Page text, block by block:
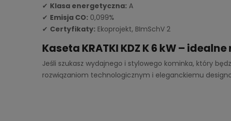
✔ Klasa energetyczna: A
✔ Emisja CO: 0,099%
✔ Certyfikaty: Ekoprojekt, BImSchV 2
Kaseta KRATKI KDZ K 6 kW –
Jeśli szukasz wydajnego i stylowego kominka, który
rozwiązaniom technologicznym i eleganckiemu